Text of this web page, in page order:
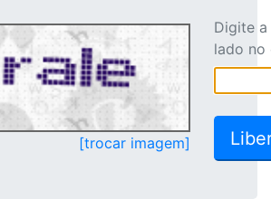
[trocar imagem]
Digite
lado no